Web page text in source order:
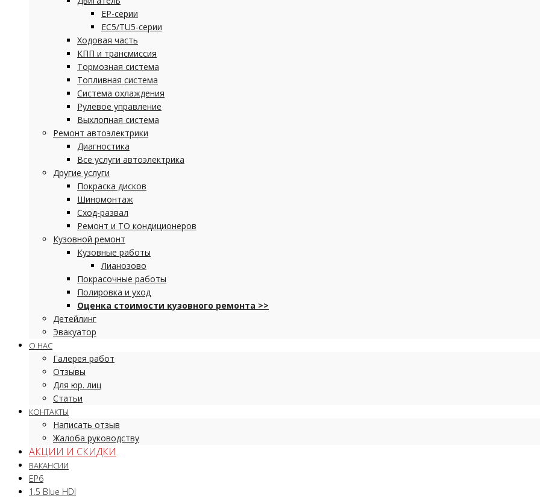
EP-серии
EC5/TU5-серии
Ходовая часть
КПП и трансмиссия
Тормозная система
Топливная система
Система охлаждения
Рулевое управление
Выхлопная система
Ремонт автоэлектрики
Диагностика
Все услуги автоэлектрика
Другие услуги
Покраска дисков
Шиномонтаж
Сход-развал
Ремонт и ТО кондиционеров
Кузовной ремонт
Кузовные работы
Лианозово
Покрасочные работы
Полировка и уход
Оценка стоимости кузовного ремонта >>
Детейлинг
Эвакуатор
О НАС
Галерея работ
Отзывы
Для юр. лиц
Статьи
КОНТАКТЫ
Написать отзыв
Жалоба руководству
АКЦИИ И СКИДКИ
ВАКАНСИИ
EP6
1.5 Blue HDI